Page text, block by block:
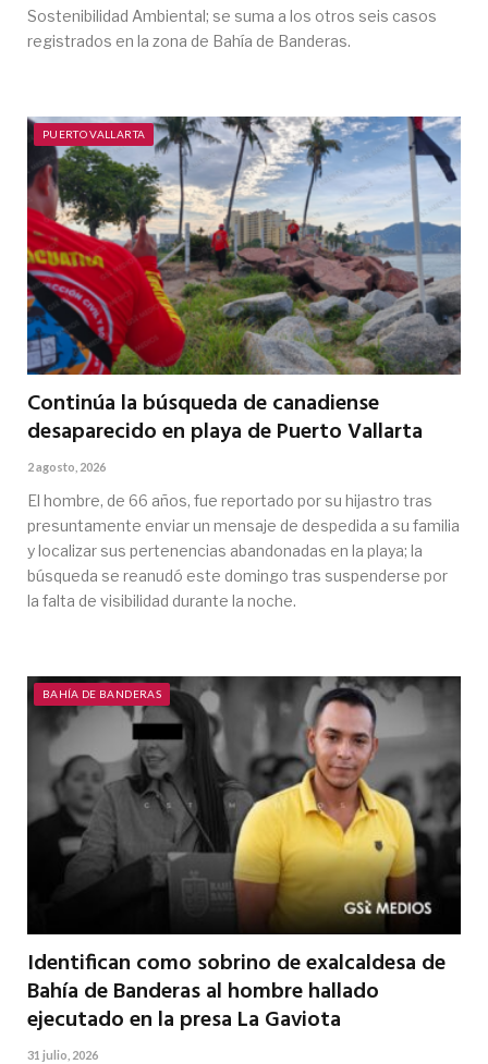
Sostenibilidad Ambiental; se suma a los otros seis casos
registrados en la zona de Bahía de Banderas.
PUERTO VALLARTA
Continúa la búsqueda de canadiense
desaparecido en playa de Puerto Vallarta
2 agosto, 2026
El hombre, de 66 años, fue reportado por su hijastro tras
presuntamente enviar un mensaje de despedida a su familia
y localizar sus pertenencias abandonadas en la playa; la
búsqueda se reanudó este domingo tras suspenderse por
la falta de visibilidad durante la noche.
BAHÍA DE BANDERAS
Identifican como sobrino de exalcaldesa de
Bahía de Banderas al hombre hallado
ejecutado en la presa La Gaviota
31 julio, 2026